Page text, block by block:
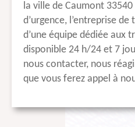
la ville de Caumont
d’urgence, l’entreprise
d’une équipe dédiée aux
disponible 24 h/24 et 7
nous contacter, nous
que vous ferez appel à